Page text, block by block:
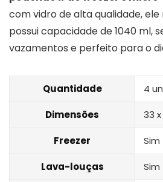
com vidro de alta qualidade,
possui capacidade de 1040 ml,
vazamentos e perfeito para o
Quantidade 4
Dimensões 33
Freezer Sim
Lava-louças Sim